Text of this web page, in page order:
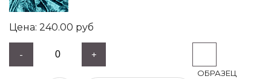
240.00 руб
- +